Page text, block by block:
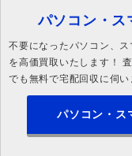
パソコン・ス
不要になったパソコン、
を高価買取いたします！
でも無料で宅配回収に伺
パソコン・ス